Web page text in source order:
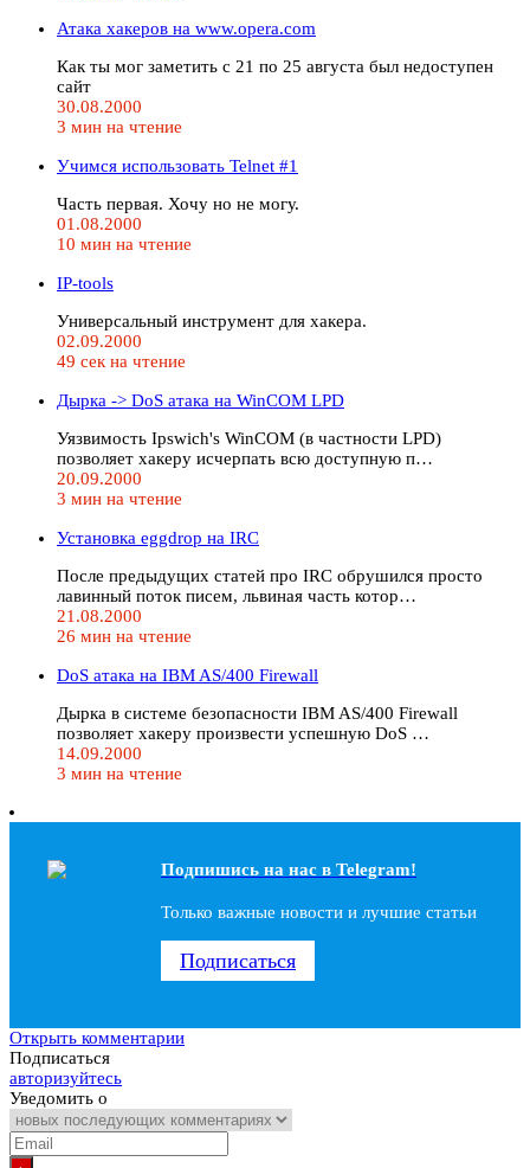
Атака хакеров на www.opera.com
Как ты мог заметить с 21 по 25 августа был недоступен
сайт
30.08.2000
3 мин на чтение
Учимся использовать Telnet #1
Часть первая. Хочу но не могу.
01.08.2000
10 мин на чтение
IP-tools
Универсальный инструмент для хакера.
02.09.2000
49 сек на чтение
Дырка -> DoS атака на WinCOM LPD
Уязвимость Ipswich's WinCOM (в частности LPD)
позволяет хакеру исчерпать всю доступную п…
20.09.2000
3 мин на чтение
Установка eggdrop на IRC
После предыдущих статей про IRC обрушился просто
лавинный поток писем, львиная часть котор…
21.08.2000
26 мин на чтение
DoS атака на IBM AS/400 Firewall
Дырка в системе безопасности IBM AS/400 Firewall
позволяет хакеру произвести успешную DoS …
14.09.2000
3 мин на чтение
Подпишись на наc в Telegram!
Только важные новости и лучшие статьи
Подписаться
Открыть комментарии
Подписаться
авторизуйтесь
Уведомить о